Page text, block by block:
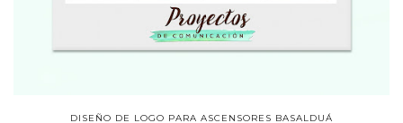
DISEÑO DE LOGO PARA ASCENSORES BASALDUÁ